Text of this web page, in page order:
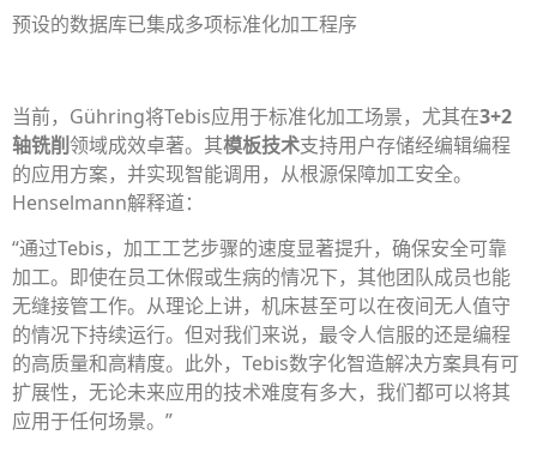
预设的数据库已集成多项标准化加工程序
当前，Gühring将Tebis应用于标准化加工场景，尤其在3+2
轴铣削 领域成效卓著。其模板技术支持用户存储经编辑编程
的应用方案，并实现智能调用，从根源保障加工安全。
Henselmann解释道：
“通过Tebis，加工工艺步骤的速度显著提升，确保安全可靠
加工。即使在员工休假或生病的情况下，其他团队成员也能
无缝接管工作。从理论上讲，机床甚至可以在夜间无人值守
的情况下持续运行。但对我们来说，最令人信服的还是编程
的高质量和高精度。此外，Tebis数字化智造解决方案具有可
扩展性，无论未来应用的技术难度有多大，我们都可以将其
应用于任何场景。”